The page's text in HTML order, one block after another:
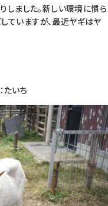
ました。新しい環境に慣ら
ていますが、最近ヤギはヤ
いち